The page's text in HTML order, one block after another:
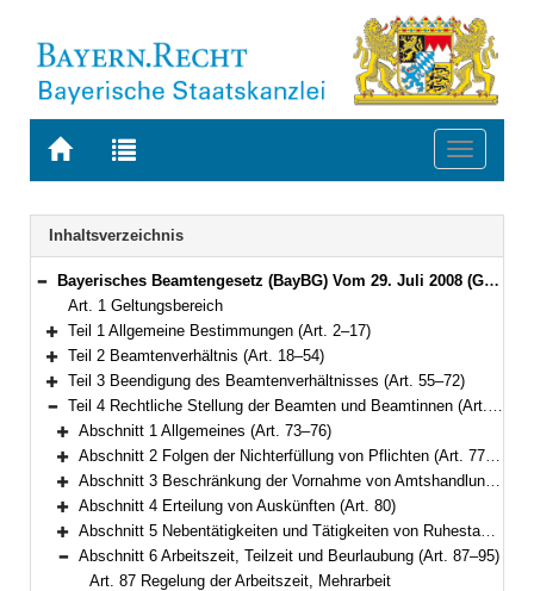
Zur
BAYERN.RECHT
Zur
letzten
Suche
Toggle
Navigation
Inhaltsverzeichnis
Bereich reduzieren
Bayerisches Beamtengesetz (BayBG) Vom 29. Juli 2008 (GVBl. S. 500) BayRS 2030-1-1-F (Art. 1–147)
Art. 1 Geltungsbereich
Bereich erweitern
Teil 1 Allgemeine Bestimmungen (Art. 2–17)
Bereich erweitern
Teil 2 Beamtenverhältnis (Art. 18–54)
Bereich erweitern
Teil 3 Beendigung des Beamtenverhältnisses (Art. 55–72)
Bereich reduzieren
Teil 4 Rechtliche Stellung der Beamten und Beamtinnen (Art. 73–111)
Bereich erweitern
Abschnitt 1 Allgemeines (Art. 73–76)
Bereich erweitern
Abschnitt 2 Folgen der Nichterfüllung von Pflichten (Art. 77–78)
Bereich erweitern
Abschnitt 3 Beschränkung der Vornahme von Amtshandlungen (Art. 79)
Bereich erweitern
Abschnitt 4 Erteilung von Auskünften (Art. 80)
Bereich erweitern
Abschnitt 5 Nebentätigkeiten und Tätigkeiten von Ruhestandsbeamten und Ruhestandsbeamtinnen sowie früheren Beamten und Beamtinnen mit Versorgungsbezügen (Art. 81–86)
Bereich reduzieren
Abschnitt 6 Arbeitszeit, Teilzeit und Beurlaubung (Art. 87–95)
Art. 87 Regelung der Arbeitszeit, Mehrarbeit